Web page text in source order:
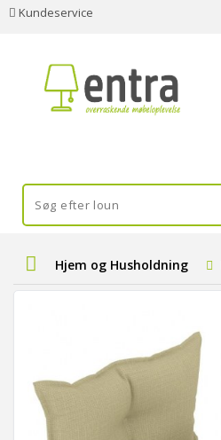
Kundeservice
Hjem og Husholdning